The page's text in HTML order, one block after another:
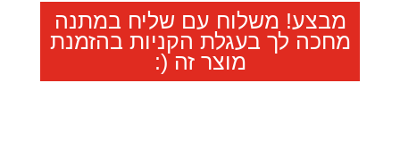
2000
תמונות
10X15
מבצע! משלוח עם שליח במתנה
מחכה לך בעגלת הקניות בהזמנת
מוצר זה (: